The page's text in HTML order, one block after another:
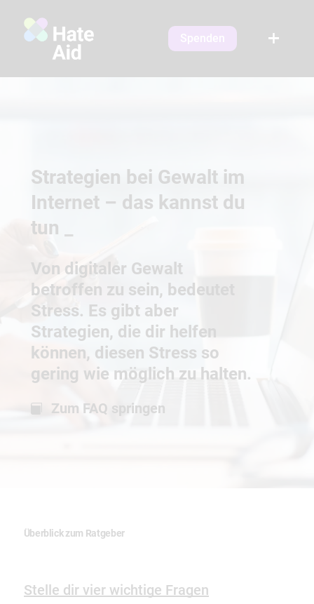
Spenden
Strategien bei Gewalt im
Internet – das kannst du
tun
Von digitaler Gewalt
betroffen zu sein, bedeutet
Stress. Es gibt aber
Strategien, die dir helfen
können, diesen Stress so
gering wie möglich zu halten.
Zum FAQ springen
Überblick zum Ratgeber
Stelle dir vier wichtige Fragen